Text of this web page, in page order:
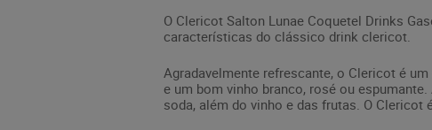
O Clericot Salton Lunae Coquetel Drinks
características do clássico drink clericot.
Agradavelmente refrescante, o Clericot é
e um bom vinho branco, rosé ou
soda, além do vinho e das frutas. O Clericot